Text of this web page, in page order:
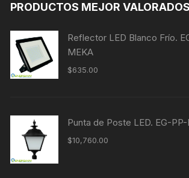
PRODUCTOS MEJOR VALORADOS
Reflector LED Blanco Frío.
MEKA
$635.00
Punta de Poste LED. EG-
$10,760.00